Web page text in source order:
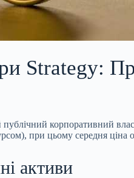
Strategy:
корпоративний
при цьому середня
активи